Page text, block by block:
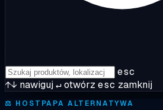
esc
↑↓ nawiguj↵otwórz esc zamknij
⚖️ HOSTPAPA ALTERNATYWA